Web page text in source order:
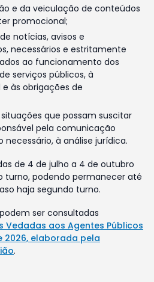
e da veiculação de conteúdos
promocional;
notícias, avisos e
necessários e estritamente
ao funcionamento dos
serviços públicos, à
às obrigações de
que possam suscitar
pela comunicação
à análise jurídica.
de 4 de julho a 4 de outubro
turno, podendo permanecer até
haja segundo turno.
ser consultadas
Vedadas aos Agentes Públicos
2026, elaborada pela
.